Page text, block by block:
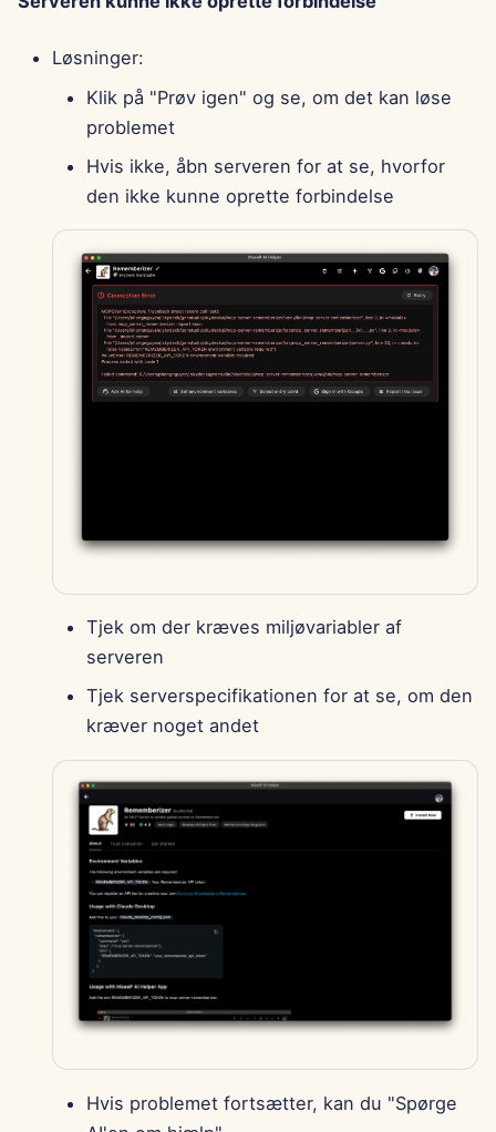
Løsninger:
Klik på "Prøv igen" og se, om det kan løse
problemet
Hvis ikke, åbn serveren for at se, hvorfor
den ikke kunne oprette forbindelse
Tjek om der kræves miljøvariabler af
serveren
Tjek serverspecifikationen for at se, om den
kræver noget andet
Hvis problemet fortsætter, kan du "Spørge